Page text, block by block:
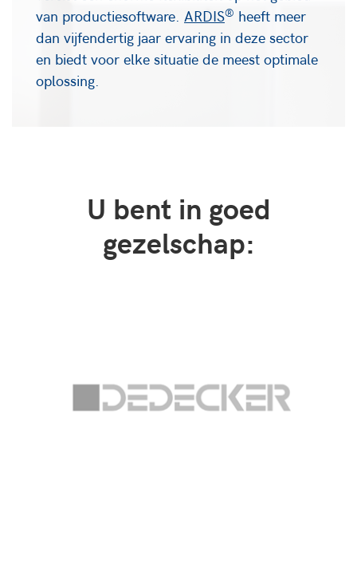
van productiesoftware. ARDIS® heeft meer
dan vijfendertig jaar ervaring in deze sector
en biedt voor elke situatie de meest optimale
oplossing.
U bent in goed
gezelschap: